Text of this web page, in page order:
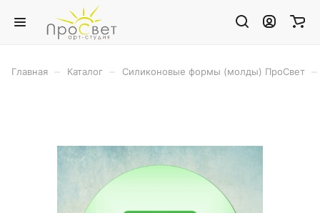
Главная Каталог Силиконовые формы (молды) ПроСвет